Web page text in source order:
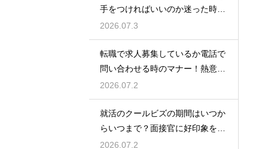
手をつければいいのか迷った時に
やるべきステップ
2026.07.3
転職で求人募集しているか電話で
問い合わせる時のマナー！熱意を
伝えるトーク例
2026.07.2
就活のクールビズの期間はいつか
らいつまで？面接官に好印象を与
える正しい服装
2026.07.2